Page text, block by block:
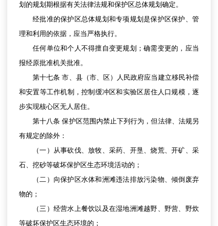
划的规划期根据有关法律法规和保护区总体规划确定。
经批准的保护区总体规划和专项规划是保护区保护、管
理和利用的依据，应当严格执行。
任何单位和个人不得擅自变更规划；确需变更的，应当
报经原批准机关批准。
第十七条 市、县（市、区）人民政府应当建立移民补偿
和安置等工作机制，控制缓冲区和实验区居住人口规模，逐
步实现核心区无人居住。
第十八条 保护区范围内禁止下列行为，但法律、法规另
有规定的除外：
（一）从事砍伐、放牧、采药、开垦、烧荒、开矿、采
石、挖砂等破坏保护区生态环境活动的；
（二）向保护区水体和洲滩违法排放污染物、倾倒废弃
物的；
（三）经营水上餐饮以及在湿地洲滩越野、野营、野炊
等破坏保护区生态环境的；